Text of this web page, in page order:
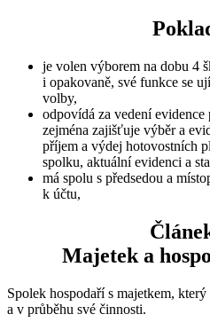
je volen výborem na dobu 4
i opakovaně, své funkce se
volby,
odpovídá za vedení
zejména zajišťuje výběr a
příjem a výdej hotovostních
spolku, aktuální evidenci a
má spolu s předsedou a
k účtu,
Majetek a
Spolek hospodaří s majetkem,
a v průběhu své činnosti.